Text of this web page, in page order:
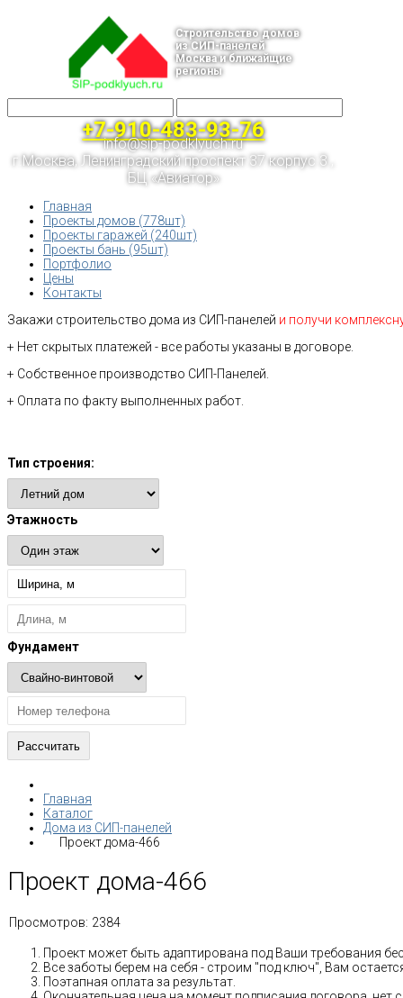
Строительство домов
из СИП-панелей
Москва и ближайщие
регионы
+7-910-483-93-76
info@sip-podklyuch.ru
г.Москва, Ленинградский проспект 37 корпус 3 ,
БЦ «Авиатор»
Главная
Проекты домов (778шт)
Проекты гаражей (240шт)
Проекты бань (95шт)
Портфолио
Цены
Контакты
Закажи строительство дома из СИП-панелей и получи
+ Нет скрытых платежей - все работы указаны в договоре.
+ Собственное производство СИП-Панелей.
+ Оплата по факту выполненных работ.
Тип строения:
Этажность
Фундамент
Главная
Каталог
Дома из СИП-панелей
Проект дома-466
Проект дома-466
Просмотров: 2384
Проект может быть адаптирована под Ваши требования
Все заботы берем на себя - строим "под ключ", Вам
Поэтапная оплата за результат.